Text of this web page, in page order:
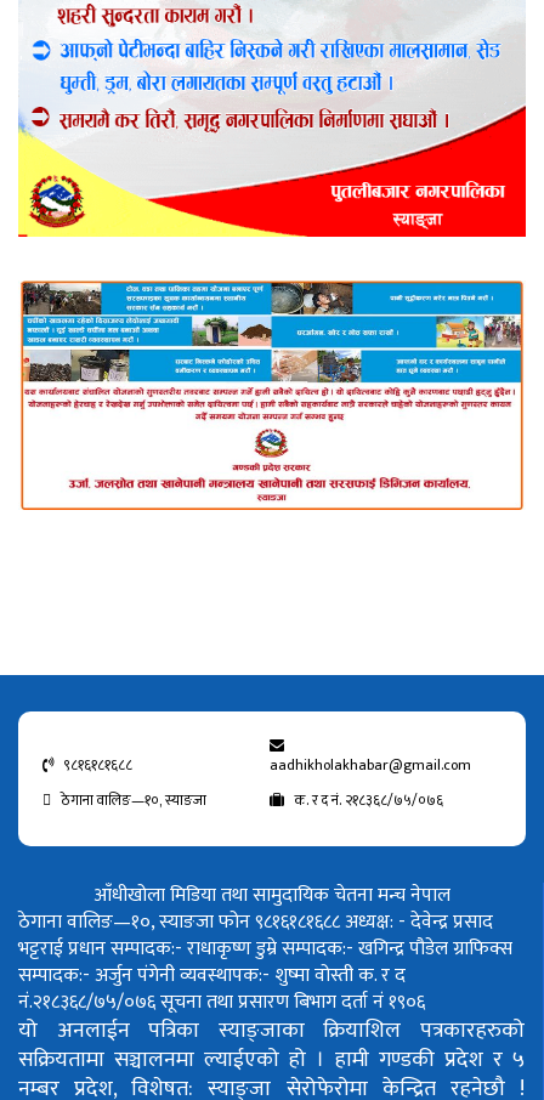
९८१६१८१६८८
aadhikholakhabar@gmail.com
ठेगाना वालिङ—१०, स्याङजा
क. र द नं. २१८३६८/७५/०७६
आँधीखोला मिडिया तथा सामुदायिक चेतना मन्च नेपाल
ठेगाना वालिङ—१०, स्याङजा फोन ९८१६१८१६८८अध्यक्ष: - देवेन्द्र प्रसाद
भट्टराईप्रधान सम्पादक:- राधाकृष्ण डुम्रेसम्पादक:- खगिन्द्र पौडेलग्राफिक्स
सम्पादक:- अर्जुन पंगेनीव्यवस्थापक:- शुष्मा वोस्तीक. र द
नं.२१८३६८/७५/०७६सूचना तथा प्रसारण बिभाग दर्ता नं १९०६
यो अनलाईन पत्रिका स्याङ्जाका क्रियाशिल पत्रकारहरुको
सक्रियतामा सञ्चालनमा ल्याईएको हो । हामी गण्डकी प्रदेश र ५
नम्बर प्रदेश, विशेषत: स्याङ्जा सेरोफेरोमा केन्द्रित रहनेछौ !